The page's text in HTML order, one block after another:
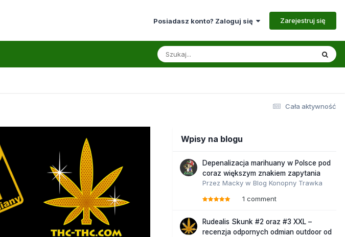
Posiadasz konto? Zaloguj się Zarejestruj się
Cała aktywność
Wpisy na blogu
Depenalizacja marihuany w Polsce pod
coraz większym znakiem zapytania
Przez Macky w Blog Konopny Trawka
1 comment
Rudealis Skunk #2 oraz #3 XXL –
recenzja odpornych odmian outdoor od